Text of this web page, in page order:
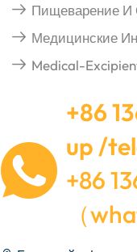
Пищеварение
Медицинские
Medical-
+86
up /
+86
（